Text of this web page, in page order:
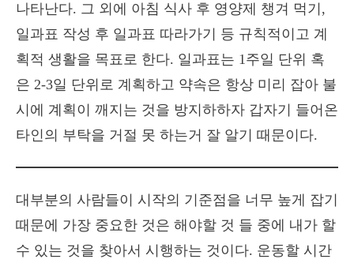
나타난다. 그 외에 아침 식사 후 영양제 챙겨 먹기,
일과표 작성 후 일과표 따라가기 등 규칙적이고 계
획적 생활을 목표로 한다. 일과표는 1주일 단위 혹
은 2-3일 단위로 계획하고 약속은 항상 미리 잡아 불
시에 계획이 깨지는 것을 방지하하자 갑자기 들어온
타인의 부탁을 거절 못 하는거 잘 알기 때문이다.
대부분의 사람들이 시작의 기준점을 너무 높게 잡기
때문에 가장 중요한 것은 해야할 것 들 중에 내가 할
수 있는 것을 찾아서 시행하는 것이다. 운동할 시간